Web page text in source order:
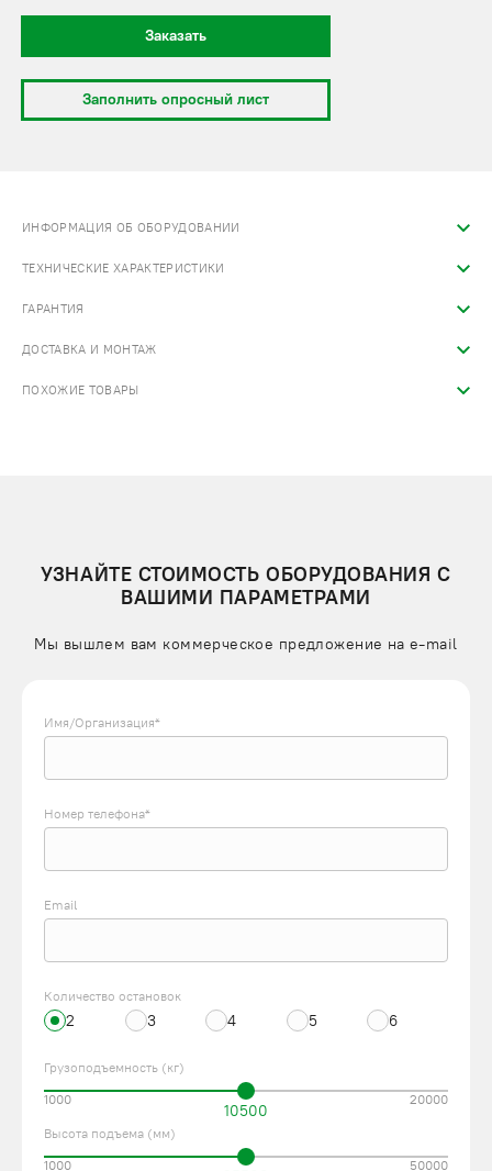
Заказать
Заполнить опросный лист
ИНФОРМАЦИЯ ОБ ОБОРУДОВАНИИ
ТЕХНИЧЕСКИЕ ХАРАКТЕРИСТИКИ
ГАРАНТИЯ
ДОСТАВКА И МОНТАЖ
ПОХОЖИЕ ТОВАРЫ
УЗНАЙТЕ СТОИМОСТЬ ОБОРУДОВАНИЯ С
ВАШИМИ ПАРАМЕТРАМИ
Мы вышлем вам коммерческое предложение на e-mail
Имя/Организация*
Номер телефона*
Email
Количество остановок
2 3 4 5 6
Грузоподъемность (кг)
10500
1000 20000
Высота подъема (мм)
1000 50000